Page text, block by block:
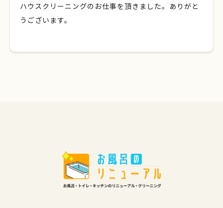
ハウスクリーニングのお仕事を頂きました。ありがと
うございます。